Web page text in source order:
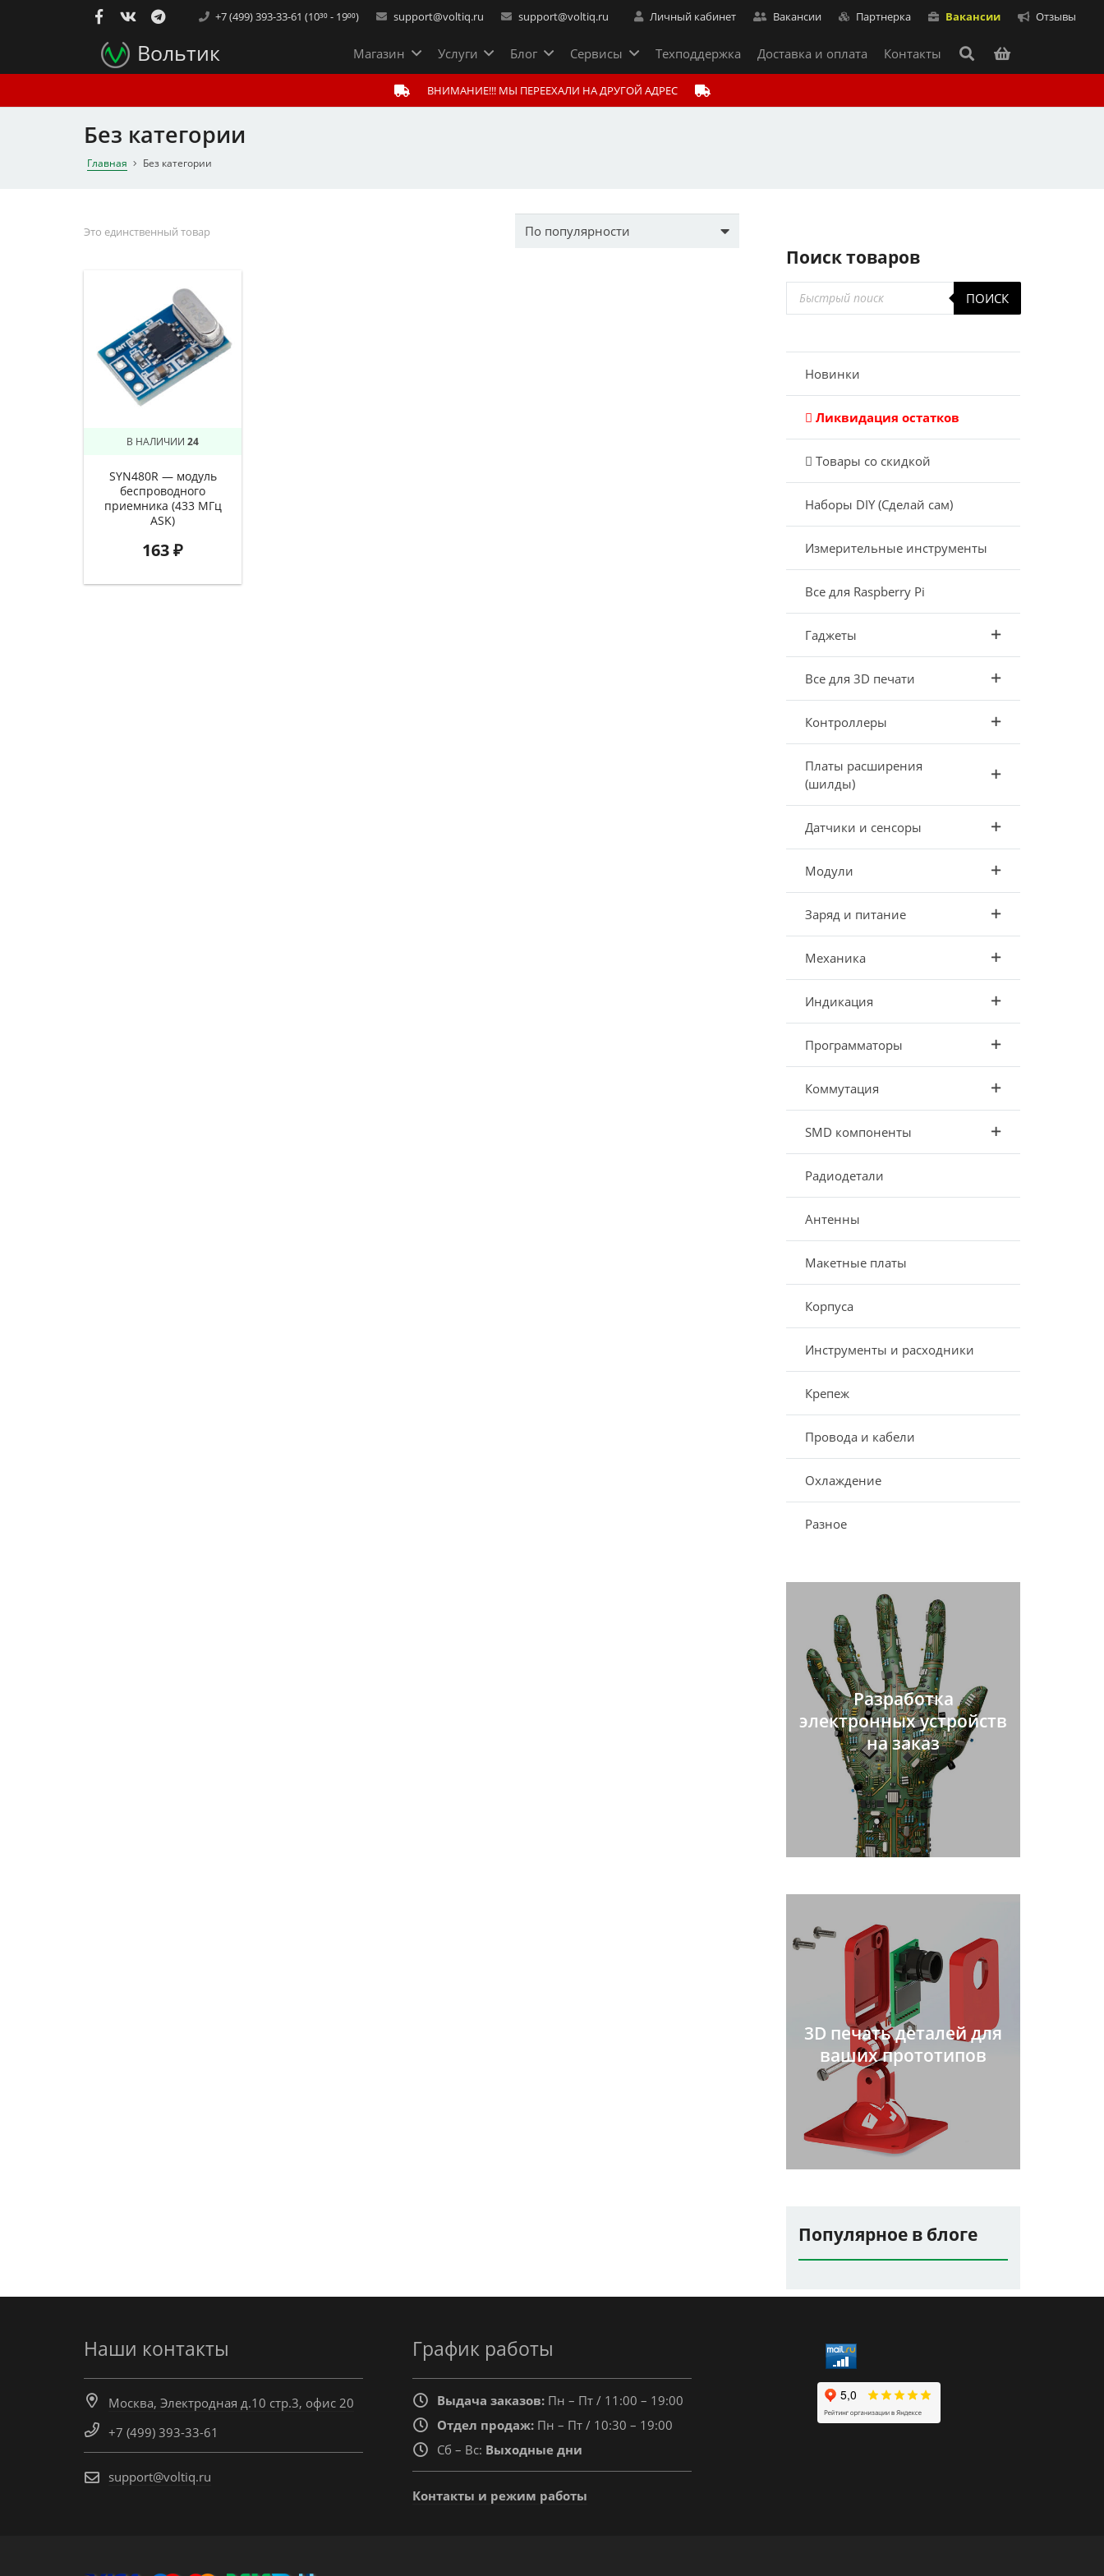
+7 (499) 393-33-61 (10³⁰ - 19⁰⁰) support@voltiq.ru support@voltiq.ru Личный кабинет Вакансии Партнерка Вакансии Отзывы
Вольтик Магазин Услуги Блог Сервисы Техподдержка Доставка и оплата Контакты
ВНИМАНИЕ!!! МЫ ПЕРЕЕХАЛИ НА ДРУГОЙ АДРЕС
Без категории
Главная Без категории
Это единственный товар
В НАЛИЧИИ 24
SYN480R — модуль
беспроводного
приемника (433 МГц
ASK)
163₽
Поиск товаров
Поиск
товаров
ПОИСК
Новинки
Ликвидация остатков
Товары со скидкой
Наборы DIY (Сделай сам)
Измерительные инструменты
Все для Raspberry Pi
Гаджеты
Все для 3D печати
Контроллеры
Платы расширения
(шилды)
Датчики и сенсоры
Модули
Заряд и питание
Механика
Индикация
Программаторы
Коммутация
SMD компоненты
Радиодетали
Антенны
Макетные платы
Корпуса
Инструменты и расходники
Крепеж
Провода и кабели
Охлаждение
Разное
Разработка
электронных устройств
на заказ
3D печать деталей для
ваших прототипов
Популярное в блоге
Наши контакты
Москва, Электродная д.10 стр.3, офис 20
+7 (499) 393-33-61
support@voltiq.ru
График работы
Выдача заказов:Пн – Пт / 11:00 – 19:00
Отдел продаж:Пн – Пт / 10:30 – 19:00
Сб – Вс: Выходные дни
Контакты и режим работы